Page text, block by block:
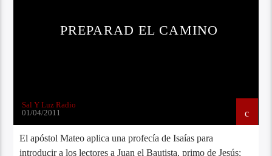
PREPARAD EL CAMINO
Sal Y Luz Radio
01/04/2011
El apóstol Mateo aplica una profecía de Isaías para
introducir a los lectores a Juan el Bautista, primo de Jesús: